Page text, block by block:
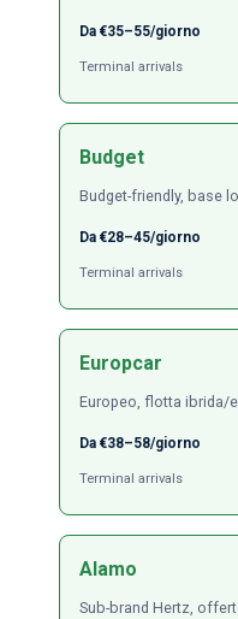
Da €35–55/giorno
Terminal arrivals
Budget
Budget-friendly, base
Da €28–45/giorno
Terminal arrivals
Europcar
Europeo, flotta ibrida/
Da €38–58/giorno
Terminal arrivals
Alamo
Sub-brand Hertz,